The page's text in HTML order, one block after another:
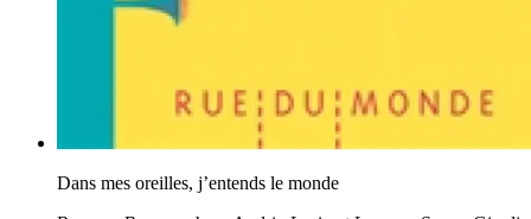
Dans mes oreilles, j’entends le monde